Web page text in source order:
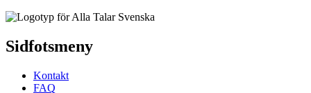
Sidfotsmeny
Kontakt
FAQ